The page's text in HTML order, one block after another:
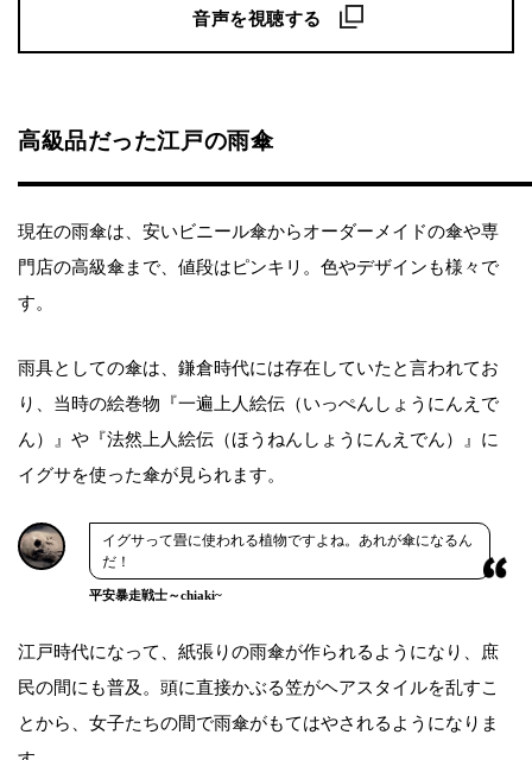
音声を視聴する
高級品だった江戸の雨傘
現在の雨傘は、安いビニール傘からオーダーメイドの傘や専
門店の高級傘まで、値段はピンキリ。色やデザインも様々で
す。
雨具としての傘は、鎌倉時代には存在していたと言われてお
り、当時の絵巻物『一遍上人絵伝（いっぺんしょうにんえで
ん）』や『法然上人絵伝（ほうねんしょうにんえでん）』に
イグサを使った傘が見られます。
イグサって畳に使われる植物ですよね。あれが傘になるん
だ！
平安暴走戦士～chiaki~
江戸時代になって、紙張りの雨傘が作られるようになり、庶
民の間にも普及。頭に直接かぶる笠がヘアスタイルを乱すこ
とから、女子たちの間で雨傘がもてはやされるようになりま